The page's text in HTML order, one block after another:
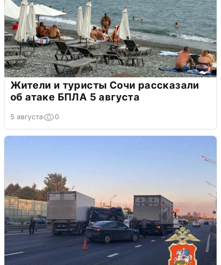
Жители и туристы Сочи рассказали
об атаке БПЛА 5 августа
5 августа 0